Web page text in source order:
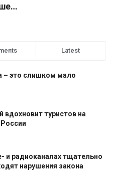
Latest
– это слишком мало
вдохновит туристов на
и радиоканалах тщательно
нарушения закона